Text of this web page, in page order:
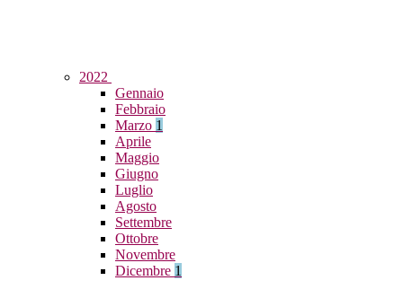
2022
Gennaio
Febbraio
Marzo 1
Aprile
Maggio
Giugno
Luglio
Agosto
Settembre
Ottobre
Novembre
Dicembre 1